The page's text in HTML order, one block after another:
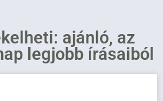
ajánló, az
legjobb írásaiból